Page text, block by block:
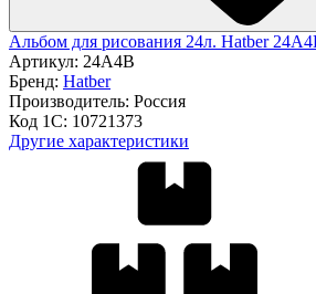
Альбом для рисования 24л. Hatber
Артикул: 24А4В
Бренд: Hatber
Производитель: Россия
Код 1С: 10721373
Другие характеристики